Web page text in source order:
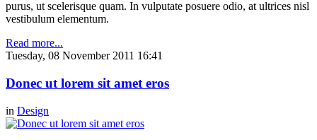
purus, ut scelerisque quam. In vulputate posuere odio, at ultrices nisl
vestibulum elementum.
Read more...
Tuesday, 08 November 2011 16:41
Donec ut lorem sit amet eros
in Design